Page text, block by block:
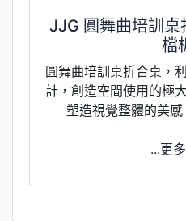
JJG 圓舞曲培訓
檔
圓舞曲培訓桌折合桌，
計，創造空間使用的極
塑造視覺整體的美
...更